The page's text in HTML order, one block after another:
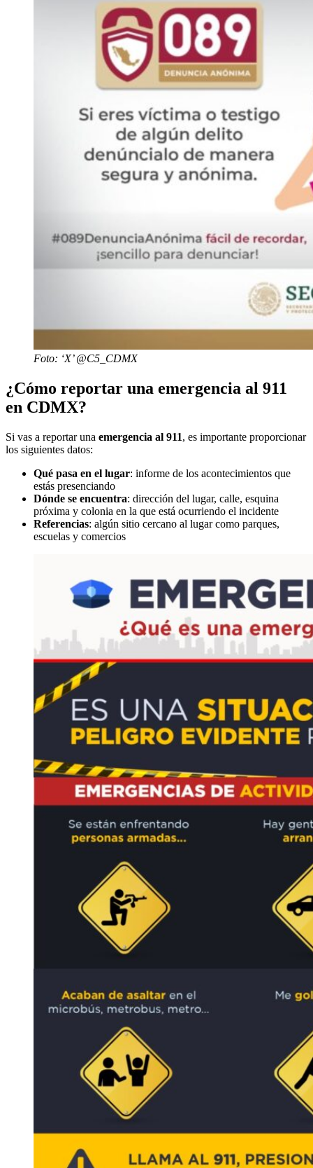
Foto: ‘X’ @C5_CDMX
¿Cómo reportar una emergencia al 911
en CDMX?
Si vas a reportar una emergencia al 911, es importante proporcionar
los siguientes datos:
Qué pasa en el lugar: informe de los acontecimientos que
estás presenciando
Dónde se encuentra: dirección del lugar, calle, esquina
próxima y colonia en la que está ocurriendo el incidente
Referencias: algún sitio cercano al lugar como parques,
escuelas y comercios